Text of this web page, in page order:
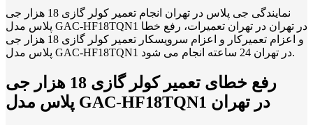
نمایندگی جی پلاس در تهران انجام تعمیر کولر گازی 18 هزار جی
پلاس مدل GAC-HF18TQN1 در تهران در تهران تعمیرات، رفع خطا
و اعزام تعمیرکار و اعزام سرویسکار تعمیر کولر گازی 18 هزار جی
پلاس مدل GAC-HF18TQN1 در تهران 24 ساعته انجام می شود.
رفع خطای تعمیر کولر گازی 18 هزار جی
پلاس مدل GAC-HF18TQN1 در تهران